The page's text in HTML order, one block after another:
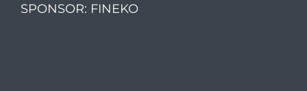
SPONSOR: FINEKO